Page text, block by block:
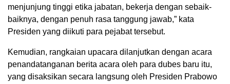
menjunjung tinggi etika jabatan, bekerja dengan sebaik-
baiknya, dengan penuh rasa tanggung jawab,” kata
Presiden yang diikuti para pejabat tersebut.
Kemudian, rangkaian upacara dilanjutkan dengan acara
penandatanganan berita acara oleh para dubes baru itu,
yang disaksikan secara langsung oleh Presiden Prabowo